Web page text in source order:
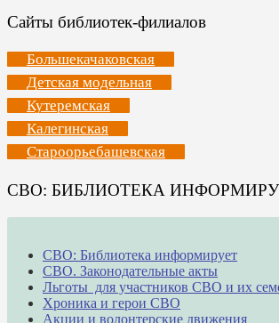
Сайты библиотек-филиалов
Большекачаковская
Детская модельная
Кутеремская
Калегинская
Староорьебашевская
СВО: БИБЛИОТЕКА
СВО: Библиотека информирует
СВО. Законодательные акты
Льготы для участников СВО и их
Хроника и герои СВО
Акции и волонтерские движения